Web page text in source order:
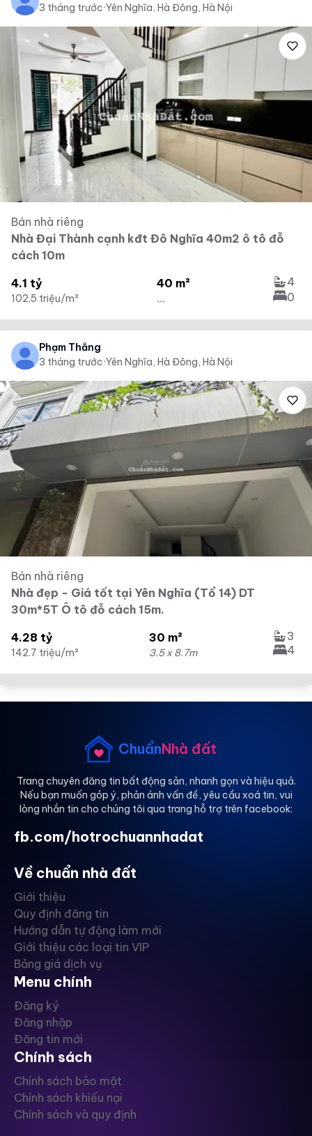
3 tháng trước·Yên Nghĩa, Hà Đông, Hà Nội
Bán nhà riêng
Nhà Đại Thành cạnh kđt Đô Nghĩa 40m2 ô tô đỗ
cách 10m
4.1 tỷ
102.5 triệu/m²
40 m²
...
4
0
Phạm Thắng
3 tháng trước·Yên Nghĩa, Hà Đông, Hà Nội
Bán nhà riêng
Nhà đẹp - Giá tốt tại Yên Nghĩa (Tổ 14) DT
30m*5T Ô tô đỗ cách 15m.
4.28 tỷ
142.7 triệu/m²
30 m²
3.5 x 8.7m
3
4
ChuẩnNhà đất
Trang chuyên đăng tin bất động sản, nhanh gọn và hiệu quả.
Nếu bạn muốn góp ý, phản ánh vấn đề, yêu cầu xoá tin, vui
lòng nhắn tin cho chúng tôi qua trang hỗ trợ trên facebook:
fb.com/hotrochuannhadat
Về chuẩn nhà đất
Giới thiệu
Quy định đăng tin
Hướng dẫn tự động làm mới
Giới thiệu các loại tin VIP
Bảng giá dịch vụ
Menu chính
Đăng ký
Đăng nhập
Đăng tin mới
Chính sách
Chính sách bảo mật
Chính sách khiếu nại
Chính sách và quy định